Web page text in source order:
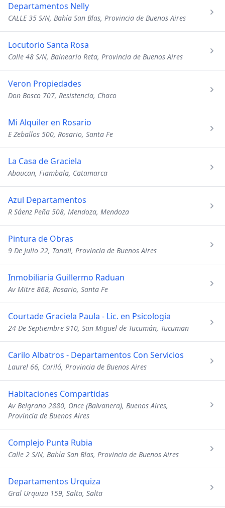
Departamentos Nelly
CALLE 35 S/N, Bahía San Blas, Provincia de Buenos Aires
Locutorio Santa Rosa
Calle 48 S/N, Balneario Reta, Provincia de Buenos Aires
Veron Propiedades
Don Bosco 707, Resistencia, Chaco
Mi Alquiler en Rosario
E Zeballos 500, Rosario, Santa Fe
La Casa de Graciela
Abaucan, Fiambala, Catamarca
Azul Departamentos
R Sáenz Peña 508, Mendoza, Mendoza
Pintura de Obras
9 De Julio 22, Tandil, Provincia de Buenos Aires
Inmobiliaria Guillermo Raduan
Av Mitre 868, Rosario, Santa Fe
Courtade Graciela Paula - Lic. en Psicologia
24 De Septiembre 910, San Miguel de Tucumán, Tucuman
Carilo Albatros - Departamentos Con Servicios
Laurel 66, Cariló, Provincia de Buenos Aires
Habitaciones Compartidas
Av Belgrano 2880, Once (Balvanera), Buenos Aires,
Provincia de Buenos Aires
Complejo Punta Rubia
Calle 2 S/N, Bahía San Blas, Provincia de Buenos Aires
Departamentos Urquiza
Gral Urquiza 159, Salta, Salta